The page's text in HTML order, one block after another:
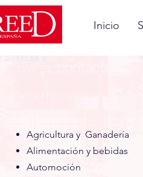
Inicio
Agricultura y Ganadería
Alimentación y bebidas
Automoción